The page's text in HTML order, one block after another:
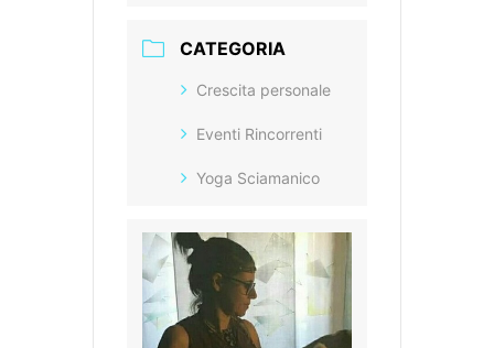
CATEGORIA
Crescita personale
Eventi Rincorrenti
Yoga Sciamanico